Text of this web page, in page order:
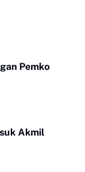
Pemko
Akmil